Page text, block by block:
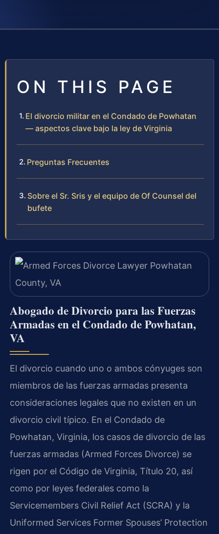
ON THIS PAGE
El divorcio militar en el Condado de Powhatan
— aspectos clave bajo la ley de Virginia
Preguntas Frecuentes
Sobre el Sr. Sris y el equipo de Of Counsel del
bufete
Abogado de Divorcio para las Fuerzas
Armadas en el Condado de Powhatan,
VA
El divorcio cuando uno o ambos cónyuges son
miembros de las fuerzas armadas presenta
consideraciones legales que no existen en un
divorcio civil típico. En el Condado de
Powhatan, Virginia, los casos de divorcio de las
fuerzas armadas (Armed Forces Divorce) se
rigen por el Código de Virginia, Título 20, así
como por leyes federales como la
Servicemembers Civil Relief Act (SCRA) y la
Uniformed Services Former Spouses’ Protection